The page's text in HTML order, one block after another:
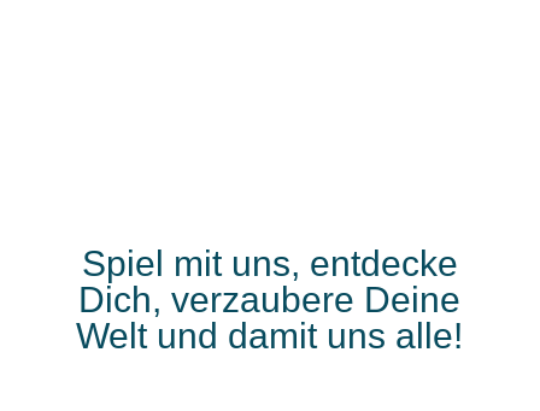
Spiel mit uns, entdecke
Dich, verzaubere Deine
Welt und damit uns alle!